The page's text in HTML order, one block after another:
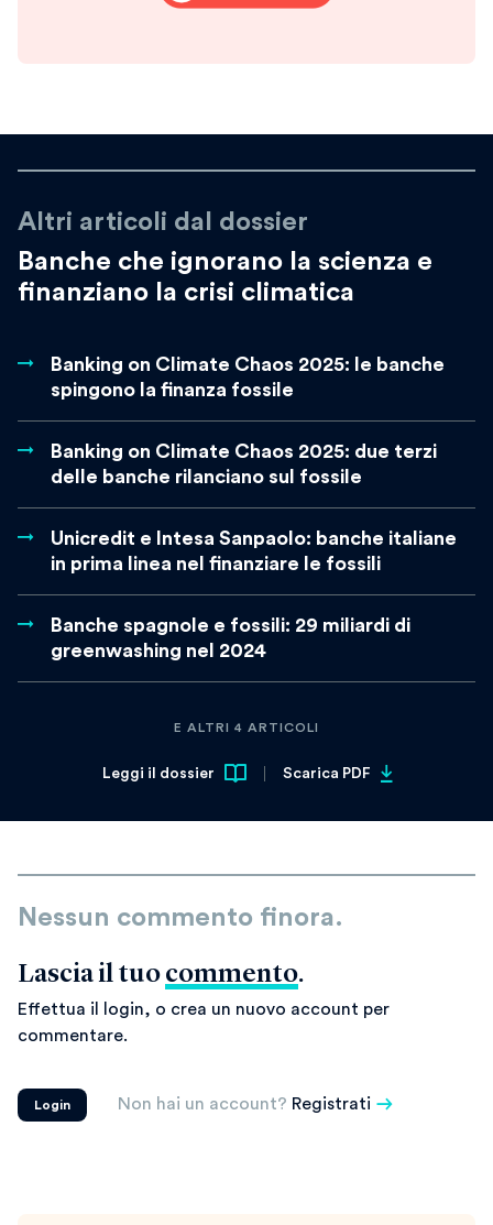
Altri articoli dal dossier
Banche che ignorano la scienza e
finanziano la crisi climatica
Banking on Climate Chaos 2025: le banche
spingono la finanza fossile
Banking on Climate Chaos 2025: due terzi
delle banche rilanciano sul fossile
Unicredit e Intesa Sanpaolo: banche italiane
in prima linea nel finanziare le fossili
Banche spagnole e fossili: 29 miliardi di
greenwashing nel 2024
E ALTRI 4 ARTICOLI
Leggi il dossier Scarica PDF
Nessun commento finora.
Lascia il tuo commento.
Effettua il login, o crea un nuovo account per
commentare.
Login Non hai un account? Registrati